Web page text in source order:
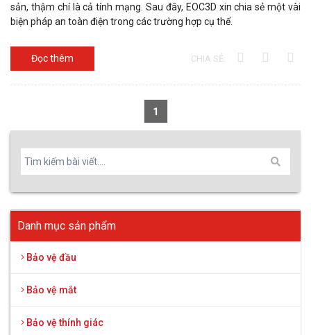
sản, thậm chí là cả tính mạng. Sau đây, EOC3D xin chia sẻ một vài
biện pháp an toàn điện trong các trường hợp cụ thể.
Đọc thêm CHIA SẺ:
1
Danh mục sản phẩm
Bảo vệ đầu
Bảo vệ mắt
Bảo vệ thính giác